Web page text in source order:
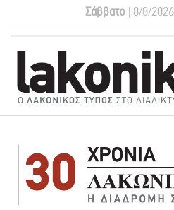
Σάββατο| 8/8/